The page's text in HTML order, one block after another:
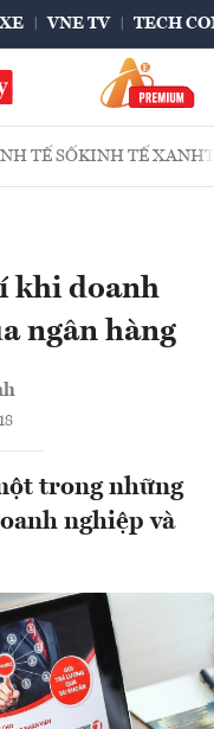
XE VNE TV TECH
TẾ SỐKINH TẾ XANH
khi doanh
ngân hàng
trong những
nghiệp và